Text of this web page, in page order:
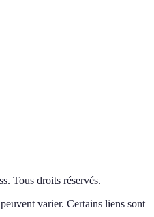
Tous droits réservés.
varier. Certains liens sont